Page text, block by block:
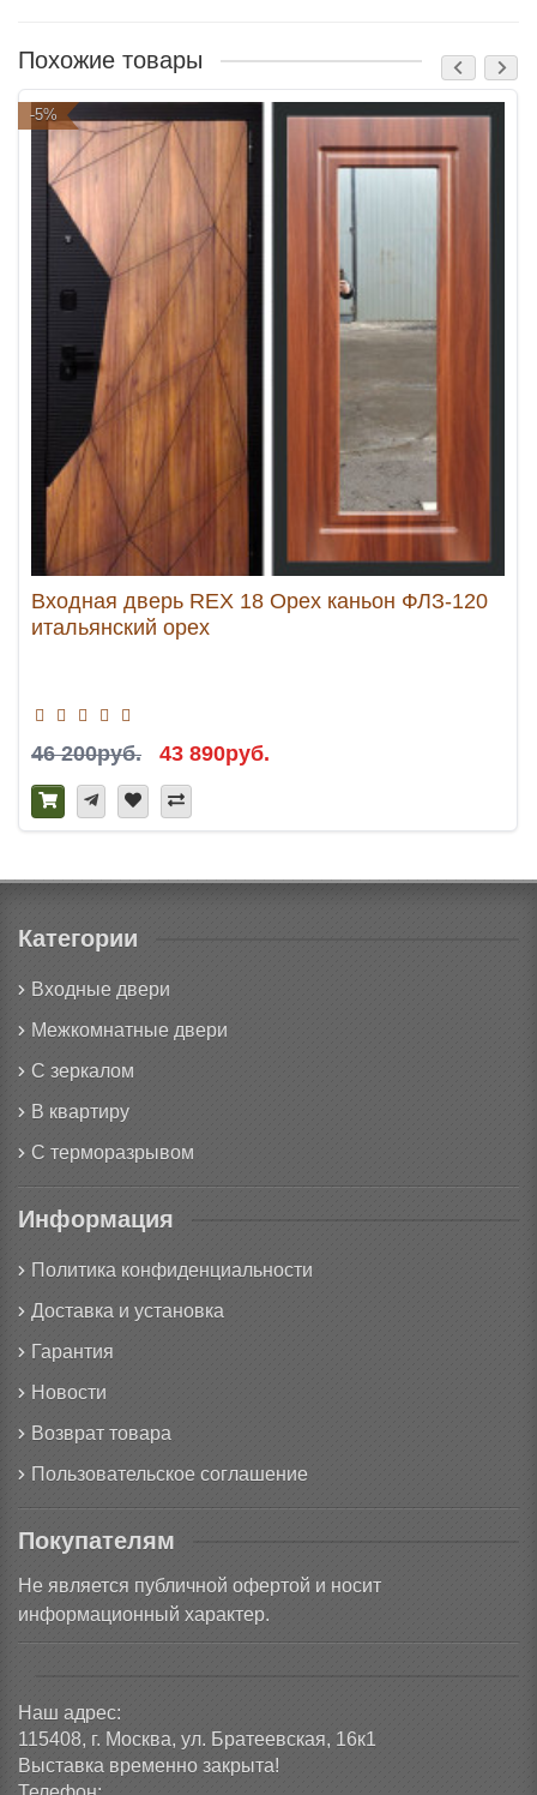
Похожие товары
-5%
Входная дверь REX 18 Орех каньон ФЛЗ-120
итальянский орех
46 200руб. 43 890руб.
Категории
Входные двери
Межкомнатные двери
С зеркалом
В квартиру
С терморазрывом
Информация
Политика конфиденциальности
Доставка и установка
Гарантия
Новости
Возврат товара
Пользовательское соглашение
Покупателям
Не является публичной офертой и носит
информационный характер.
Наш адрес:
115408, г. Москва, ул. Братеевская, 16к1
Выставка временно закрыта!